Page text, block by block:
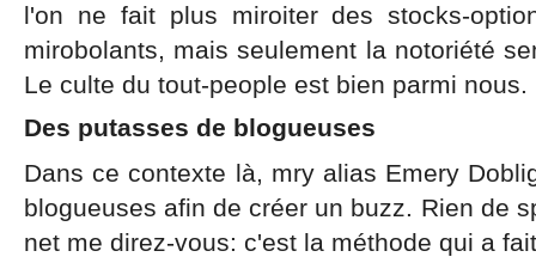
l'on ne fait plus miroiter des stocks-
mirobolants, mais seulement la notoriété
Le culte du tout-people est bien parmi nous.
Des putasses de blogueuses
Dans ce contexte là, mry alias Emery
blogueuses afin de créer un buzz. Rien de
net me direz-vous: c'est la méthode qui a